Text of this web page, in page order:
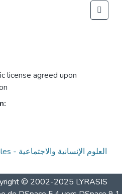
license agreed upon
Sciences Humaines et Sociales - العلوم الإنسانية والاجتماعية
© 2002-2025 LYRASIS